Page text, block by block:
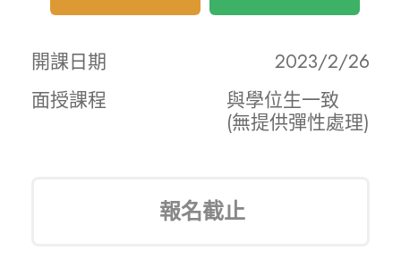
開課日期
2023/2/26
面授課程
與學位生一致
(無提供彈性處理)
報名截止